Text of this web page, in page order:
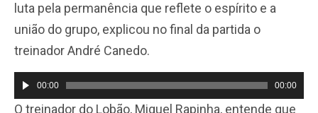
luta pela permanência que reflete o espírito e a
união do grupo, explicou no final da partida o
treinador André Canedo.
Reprodutor
de
00:00 00:00
O treinador do Lobão, Miguel Rapinha, entende que